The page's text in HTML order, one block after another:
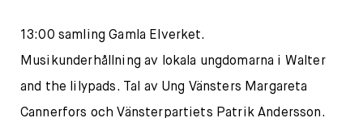
13:00 samling Gamla Elverket.
Musikunderhållning av lokala ungdomarna i Walter
and the lilypads. Tal av Ung Vänsters Margareta
Cannerfors och Vänsterpartiets Patrik Andersson.